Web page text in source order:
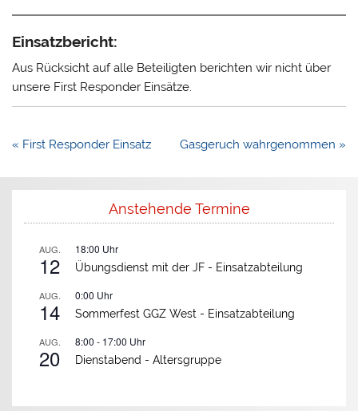
Einsatzbericht:
Aus Rücksicht auf alle Beteiligten berichten wir nicht über
unsere First Responder Einsätze.
Beitragsnavigation
« First Responder Einsatz Gasgeruch wahrgenommen »
Anstehende Termine
AUG.
12
18:00 Uhr
Übungsdienst mit der JF - Einsatzabteilung
AUG.
14
0:00 Uhr
Sommerfest GGZ West - Einsatzabteilung
AUG.
20
8:00 - 17:00 Uhr
Dienstabend -Altersgruppe